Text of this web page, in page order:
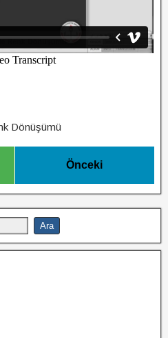
Dönüşümü
Önceki